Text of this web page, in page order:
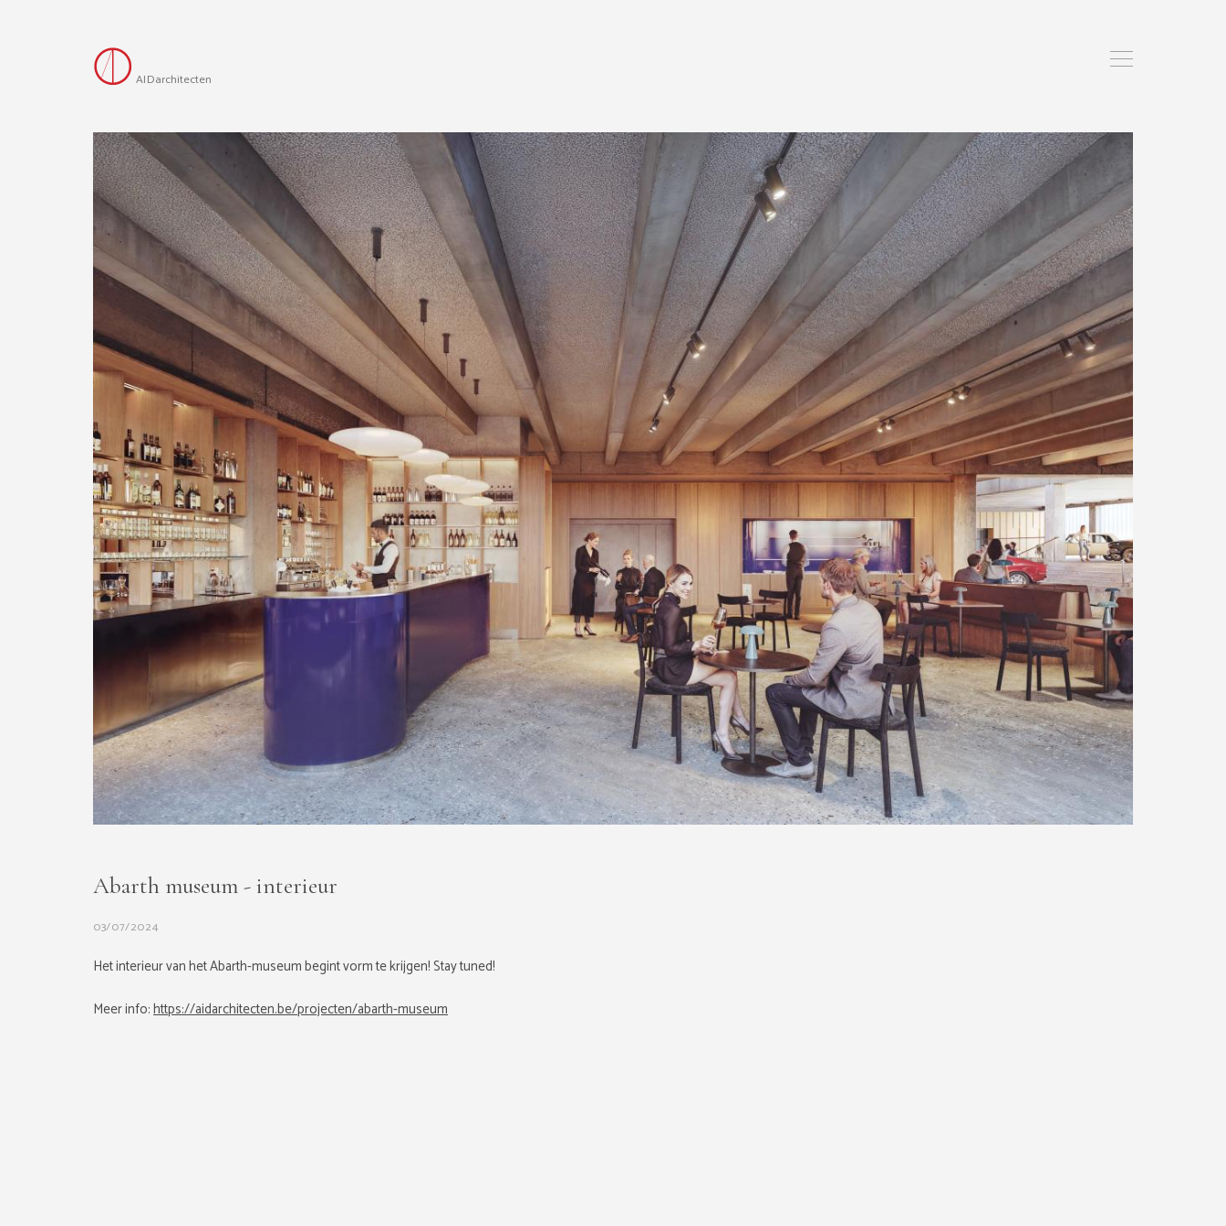
AIDarchitecten
Abarth museum - interieur
03/07/2024
Het interieur van het Abarth-museum begint vorm te krijgen! Stay tuned!
Meer info:https://aidarchitecten.be/projecten/abarth-museum